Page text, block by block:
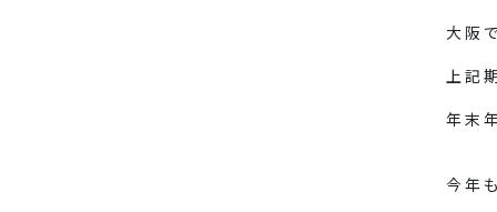
大阪
上記
年末
今年